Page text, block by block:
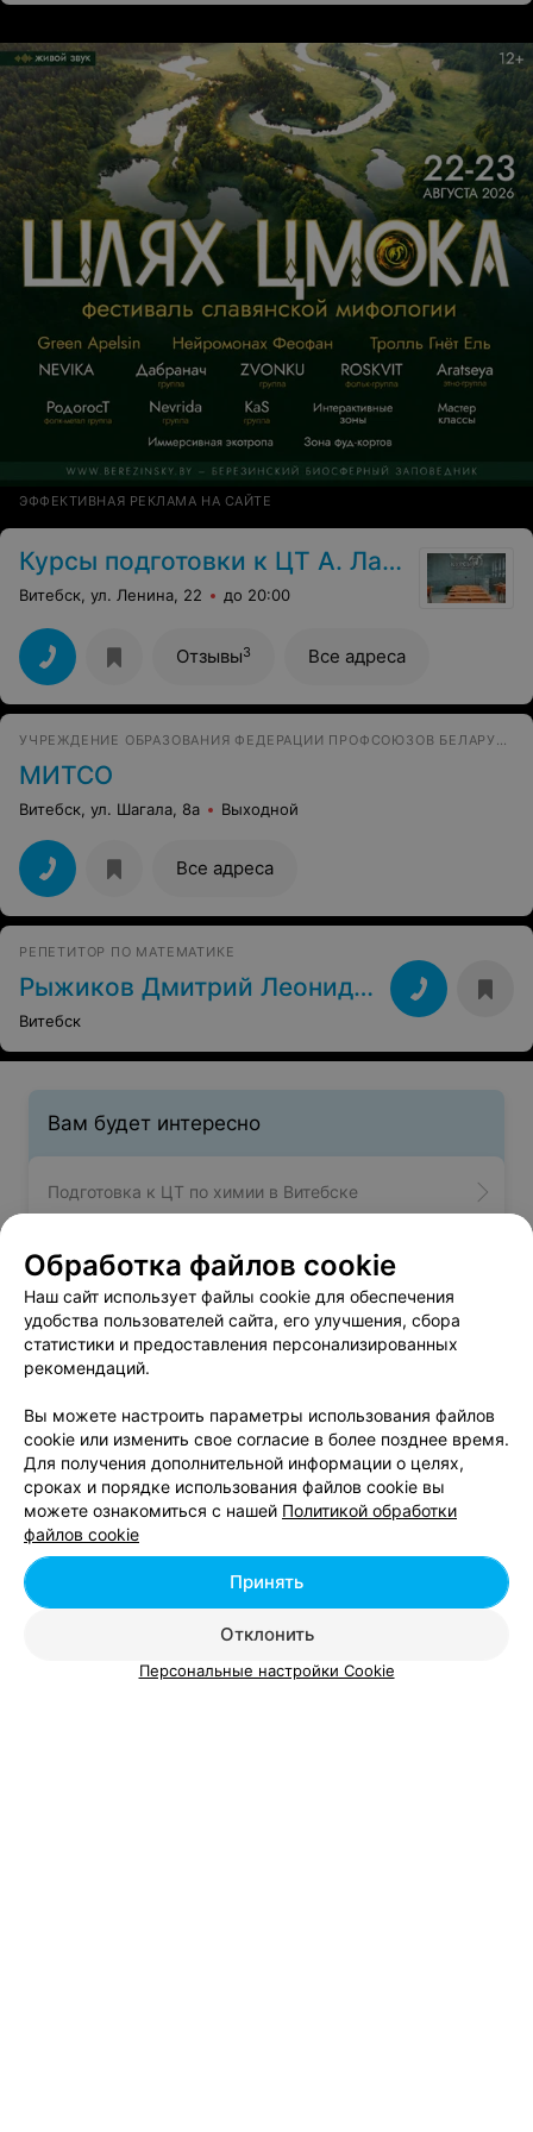
ЭФФЕКТИВНАЯ РЕКЛАМА НА САЙТЕ
Курсы подготовки к ЦТ А. Лазуркина
Витебск, ул. Ленина, 22 до 20:00
Отзывы3 Все адреса
УЧРЕЖДЕНИЕ ОБРАЗОВАНИЯ ФЕДЕРАЦИИ ПРОФСОЮЗОВ БЕЛАРУСИ
МИТСО
Витебск, ул. Шагала, 8а Выходной
Все адреса
РЕПЕТИТОР ПО МАТЕМАТИКЕ
Рыжиков Дмитрий Леонидович
Витебск
Вам будет интересно
Подготовка к ЦТ по химии в Витебске
Подготовка к ЦТ по белорусскому языку в
Витебске
Подготовка к ЦТ по русскому языку в Витебске
Добавить компанию
Добавить специалиста
Обработка файлов cookie
Наш сайт использует файлы cookie для обеспечения
удобства пользователей сайта, его улучшения, сбора
статистики и предоставления персонализированных
рекомендаций.
Вы можете настроить параметры использования файлов
cookie или изменить свое согласие в более позднее время.
Для получения дополнительной информации о целях,
сроках и порядке использования файлов cookie вы
можете ознакомиться с нашей Политикой обработки
файлов cookie
Отклонить
Принять
Персональные настройки Cookie